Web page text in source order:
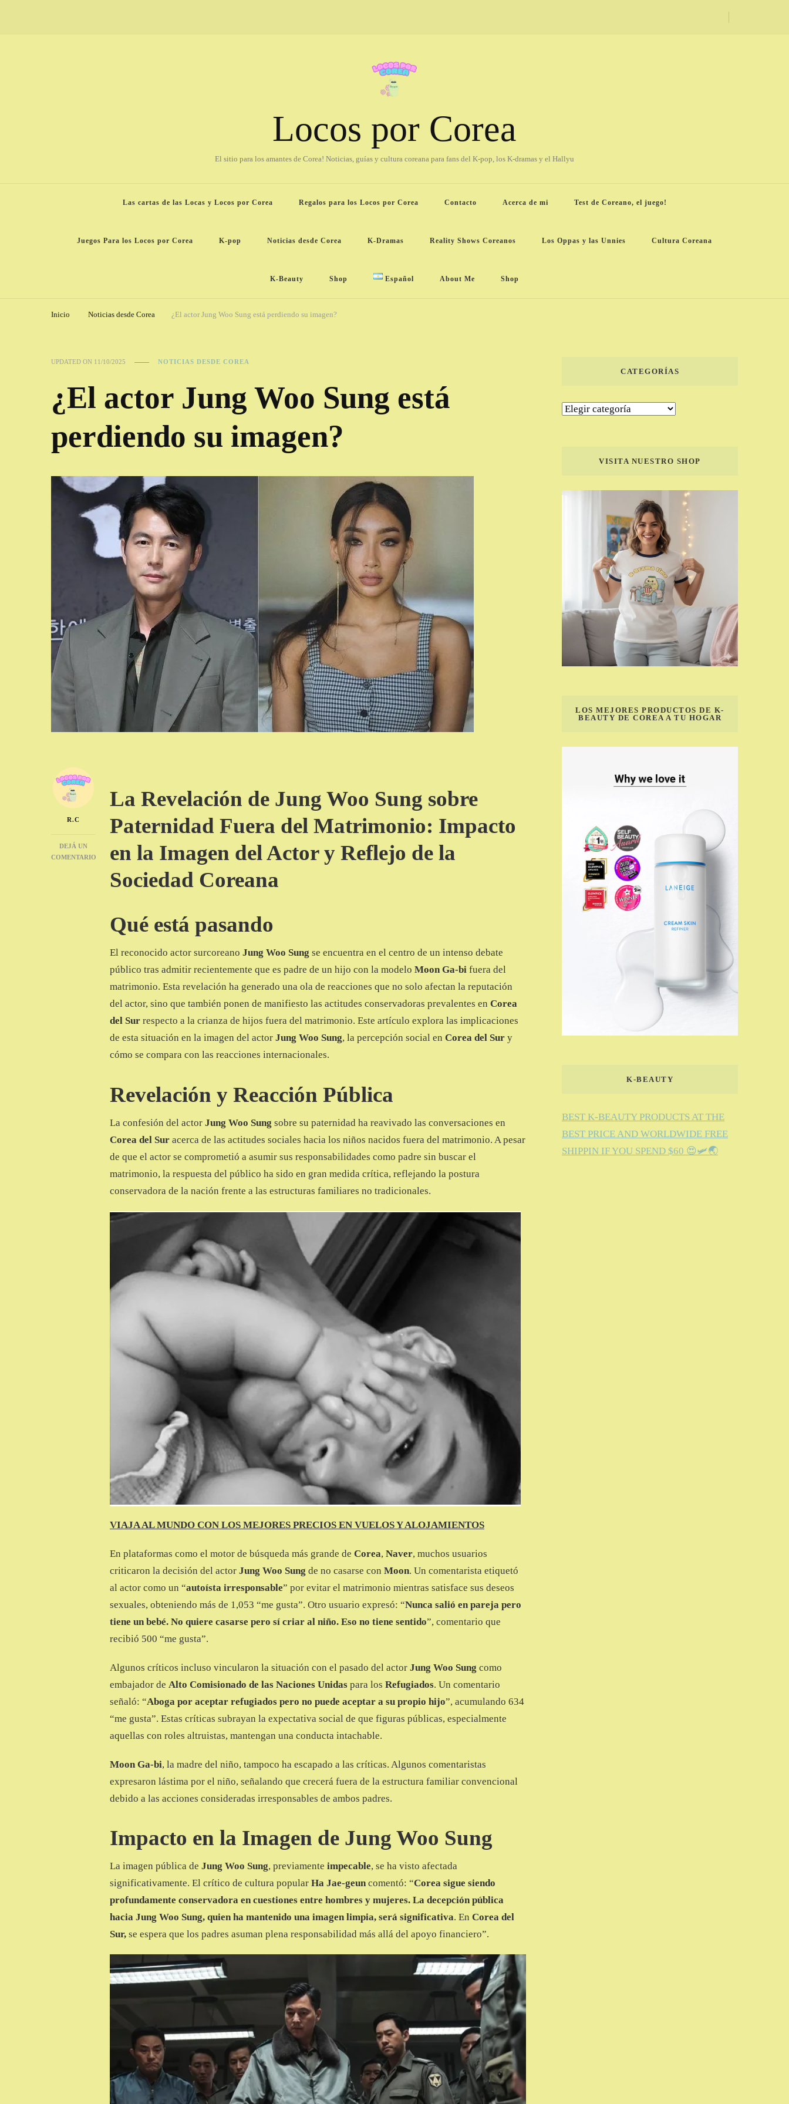
Locos por Corea
El sitio para los amantes de Corea! Noticias, guías y cultura coreana para fans del K-pop, los K-dramas y el Hallyu
Las cartas de las Locas y Locos por Corea Regalos para los Locos por Corea Contacto Acerca de mi Test de Coreano, el juego!
Juegos Para los Locos por Corea K-pop Noticias desde Corea K-Dramas Reality Shows Coreanos Los Oppas y las Unnies Cultura Coreana
K-Beauty Shop Español About Me Shop
Inicio Noticias desde Corea ¿El actor Jung Woo Sung está perdiendo su imagen?
UPDATED ON 11/10/2025 NOTICIAS DESDE COREA
¿El actor Jung Woo Sung está
perdiendo su imagen?
R.C
DEJÁ UN
COMENTARIO
La Revelación de Jung Woo Sung sobre
Paternidad Fuera del Matrimonio: Impacto
en la Imagen del Actor y Reflejo de la
Sociedad Coreana
Qué está pasando
El reconocido actor surcoreano Jung Woo Sung se encuentra en el centro de un intenso debate
público tras admitir recientemente que es padre de un hijo con la modelo Moon Ga-bi fuera del
matrimonio. Esta revelación ha generado una ola de reacciones que no solo afectan la reputación
del actor, sino que también ponen de manifiesto las actitudes conservadoras prevalentes en Corea
del Sur respecto a la crianza de hijos fuera del matrimonio. Este artículo explora las implicaciones
de esta situación en la imagen del actor Jung Woo Sung, la percepción social en Corea del Sur y
cómo se compara con las reacciones internacionales.
Revelación y Reacción Pública
La confesión del actor Jung Woo Sung sobre su paternidad ha reavivado las conversaciones en
Corea del Sur acerca de las actitudes sociales hacia los niños nacidos fuera del matrimonio. A pesar
de que el actor se comprometió a asumir sus responsabilidades como padre sin buscar el
matrimonio, la respuesta del público ha sido en gran medida crítica, reflejando la postura
conservadora de la nación frente a las estructuras familiares no tradicionales.
VIAJA AL MUNDO CON LOS MEJORES PRECIOS EN VUELOS Y ALOJAMIENTOS
En plataformas como el motor de búsqueda más grande de Corea, Naver, muchos usuarios
criticaron la decisión del actor Jung Woo Sung de no casarse con Moon. Un comentarista etiquetó
al actor como un “autoísta irresponsable” por evitar el matrimonio mientras satisface sus deseos
sexuales, obteniendo más de 1,053 “me gusta”. Otro usuario expresó: “Nunca salió en pareja pero
tiene un bebé. No quiere casarse pero sí criar al niño. Eso no tiene sentido”, comentario que
recibió 500 “me gusta”.
Algunos críticos incluso vincularon la situación con el pasado del actor Jung Woo Sung como
embajador de Alto Comisionado de las Naciones Unidas para los Refugiados. Un comentario
señaló: “Aboga por aceptar refugiados pero no puede aceptar a su propio hijo”, acumulando 634
“me gusta”. Estas críticas subrayan la expectativa social de que figuras públicas, especialmente
aquellas con roles altruistas, mantengan una conducta intachable.
Moon Ga-bi, la madre del niño, tampoco ha escapado a las críticas. Algunos comentaristas
expresaron lástima por el niño, señalando que crecerá fuera de la estructura familiar convencional
debido a las acciones consideradas irresponsables de ambos padres.
Impacto en la Imagen de Jung Woo Sung
La imagen pública de Jung Woo Sung, previamente impecable, se ha visto afectada
significativamente. El crítico de cultura popular Ha Jae-geun comentó: “Corea sigue siendo
profundamente conservadora en cuestiones entre hombres y mujeres. La decepción pública
hacia Jung Woo Sung, quien ha mantenido una imagen limpia, será significativa. En Corea del
Sur, se espera que los padres asuman plena responsabilidad más allá del apoyo financiero”.
CATEGORÍAS
Categorías
VISITA NUESTRO SHOP
LOS MEJORES PRODUCTOS DE K-
BEAUTY DE COREA A TU HOGAR
K-BEAUTY
BEST K-BEAUTY PRODUCTS AT THE
BEST PRICE AND WORLDWIDE FREE
SHIPPIN IF YOU SPEND $60 😍🛩️🌏